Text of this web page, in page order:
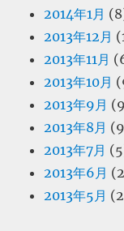
2014年1月
2013年12月
2013年11月
2013年10月
2013年9月
2013年8月
2013年7月
2013年6月
2013年5月